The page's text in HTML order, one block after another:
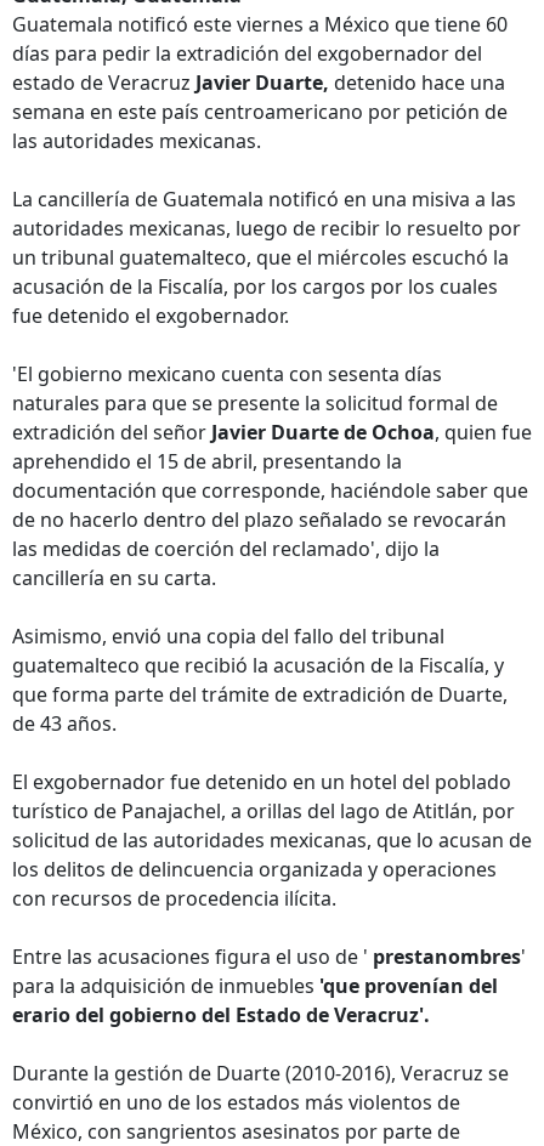
Guatemala notificó este viernes a México que tiene 60
días para pedir la extradición del exgobernador del
estado de Veracruz Javier Duarte, detenido hace una
semana en este país centroamericano por petición de
las autoridades mexicanas.
La cancillería de Guatemala notificó en una misiva a las
autoridades mexicanas, luego de recibir lo resuelto por
un tribunal guatemalteco, que el miércoles escuchó la
acusación de la Fiscalía, por los cargos por los cuales
fue detenido el exgobernador.
'El gobierno mexicano cuenta con sesenta días
naturales para que se presente la solicitud formal de
extradición del señor Javier Duarte de Ochoa, quien fue
aprehendido el 15 de abril, presentando la
documentación que corresponde, haciéndole saber que
de no hacerlo dentro del plazo señalado se revocarán
las medidas de coerción del reclamado', dijo la
cancillería en su carta.
Asimismo, envió una copia del fallo del tribunal
guatemalteco que recibió la acusación de la Fiscalía, y
que forma parte del trámite de extradición de Duarte,
de 43 años.
El exgobernador fue detenido en un hotel del poblado
turístico de Panajachel, a orillas del lago de Atitlán, por
solicitud de las autoridades mexicanas, que lo acusan de
los delitos de delincuencia organizada y operaciones
con recursos de procedencia ilícita.
Entre las acusaciones figura el uso de ' prestanombres'
para la adquisición de inmuebles 'que provenían del
erario del gobierno del Estado de Veracruz'.
Durante la gestión de Duarte (2010-2016), Veracruz se
convirtió en uno de los estados más violentos de
México, con sangrientos asesinatos por parte de